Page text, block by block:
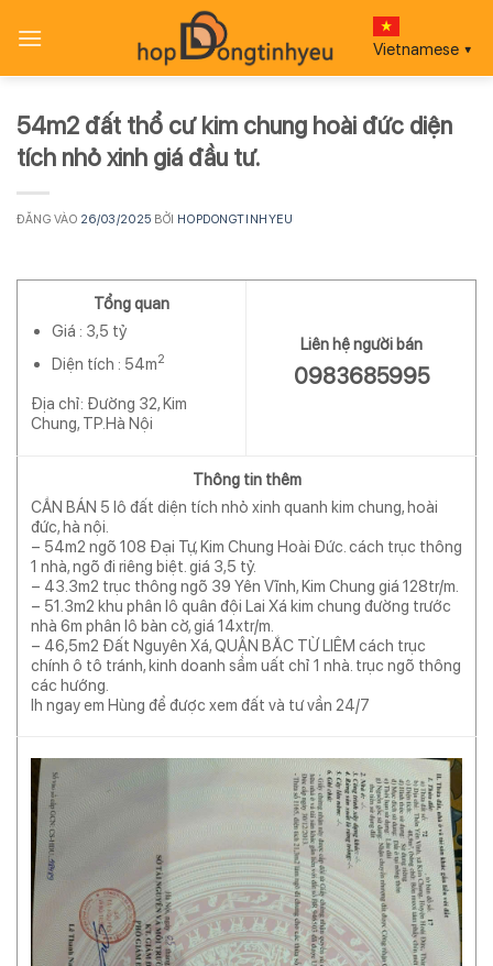
qua
Vietnamese ▼
54m2 đất thổ cư kim chung hoài đức diện
tích nhỏ xinh giá đầu tư.
ĐĂNG VÀO 26/03/2025 BỞI HOPDONGTINHYEU
Tổng quan
Giá : 3,5 tỷ
Diện tích : 54m2
Địa chỉ: Đường 32, Kim
Chung, TP.Hà Nội
Liên hệ người bán
0983685995
Thông tin thêm
CẦN BÁN 5 lô đất diện tích nhỏ xinh quanh kim chung, hoài
đức, hà nội.
– 54m2 ngõ 108 Đại Tự, Kim Chung Hoài Đức. cách trục thông
1 nhà, ngõ đi riêng biệt. giá 3,5 tỷ.
– 43.3m2 trục thông ngõ 39 Yên Vĩnh, Kim Chung giá 128tr/m.
– 51.3m2 khu phân lô quân đội Lai Xá kim chung đường trước
nhà 6m phân lô bàn cờ, giá 14xtr/m.
– 46,5m2 Đất Nguyên Xá, QUẬN BẮC TỪ LIÊM cách trục
chính ô tô tránh, kinh doanh sầm uất chỉ 1 nhà. trục ngõ thông
các hướng.
lh ngay em Hùng để được xem đất và tư vần 24/7